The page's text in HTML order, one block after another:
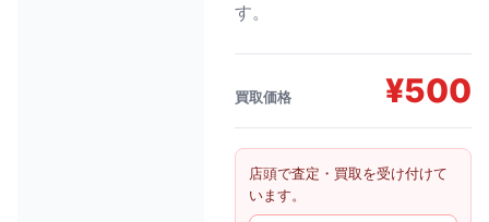
す。
買取価格 ¥500
店頭で査定・買取を受け付けて
います。